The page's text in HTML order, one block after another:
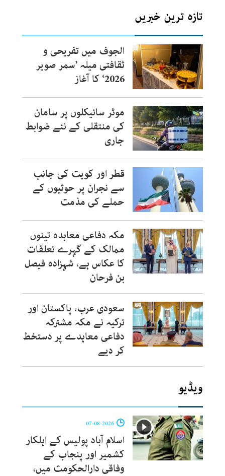
تازہ ترین خبریں
الجوف میں تفریحی و
ثقافتی میلہ ’سمر صویر
2026‘ کا آغاز
موٹر سائیکلوں پر سامان
کی منتقلی کے نئے ضوابط
جاری
قطر اور کویت کی جانب
سے نجران پر حوثیوں کے
حملے کی مذمت
مکہ دفاعی معاہدہ تینوں
ممالک کے گہرے تعلقات
کا عکاس ہے، شہزادہ فیصل
بن فرحان
سعودی عرب، پاکستان اور
ترکیہ نے مکہ مشترکہ
دفاعی معاہدے پر دستخط
کر دیے
ویڈیو
اسلام آباد پولیس کے اہلکار
کشمیر اور پنجاب کے
وفاقی دارالحکومت میں،